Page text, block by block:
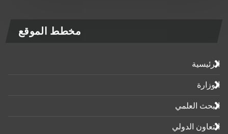
مخطط الموقع
الرئيسية
الوزارة
البحث العلمي
التعاون الدولي